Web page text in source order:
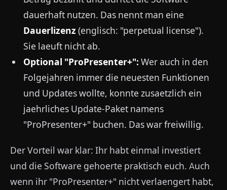
dauerhaft nutzen. Das nennt man eine
Dauerlizenz (englisch: "perpetual license").
Sie laeuft nicht ab.
Optional "ProPresenter+": Wer auch in den
Folgejahren immer die neuesten Funktionen
und Updates wollte, konnte zusaetzlich ein
jaehrliches Update-Paket namens
"ProPresenter+" buchen. Das war freiwillig.
Der Vorteil war klar: Ihr habt einmal investiert
und die Software gehoerte praktisch euch. Auch
wenn ihr "ProPresenter+" nicht verlaengert habt,